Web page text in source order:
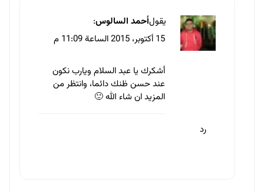
يقولأحمد السالوس:
15 أكتوبر، 2015 الساعة 11:09 م
أشكرك يا عبد السلام ويارب نكون
عند حسن ظنك دائما، وانتظر من
المزيد ان شاء الله 🙂
رد